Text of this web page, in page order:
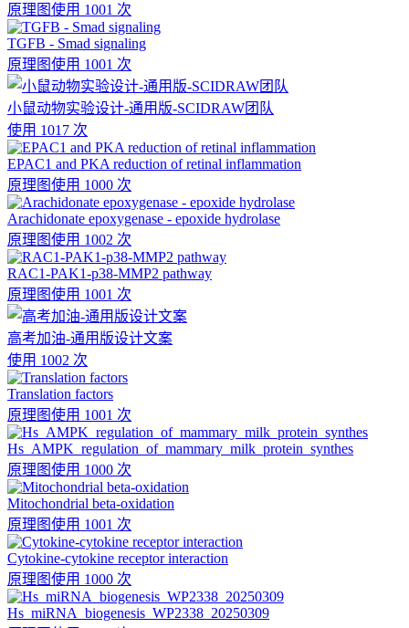
原理图使用 1001 次
TGFB - Smad signaling
原理图使用 1001 次
小鼠动物实验设计-通用版-SCIDRAW团队
使用 1017 次
EPAC1 and PKA reduction of retinal inflammation
原理图使用 1000 次
Arachidonate epoxygenase - epoxide hydrolase
原理图使用 1002 次
RAC1-PAK1-p38-MMP2 pathway
原理图使用 1001 次
高考加油-通用版设计文案
使用 1002 次
Translation factors
原理图使用 1001 次
Hs_AMPK_regulation_of_mammary_milk_protein_synthes
原理图使用 1000 次
Mitochondrial beta-oxidation
原理图使用 1001 次
Cytokine-cytokine receptor interaction
原理图使用 1000 次
Hs_miRNA_biogenesis_WP2338_20250309